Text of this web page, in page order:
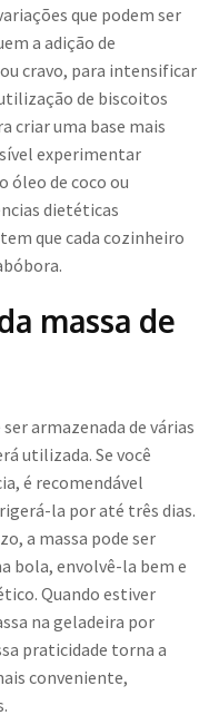
que podem ser
a adição de
cravo, para intensificar
de biscoitos
criar uma base mais
experimentar
óleo de coco ou
dietéticas
que cada cozinheiro
massa de
armazenada de várias
utilizada. Se você
é recomendável
la por até três dias.
a massa pode ser
bola, envolvê-la bem e
Quando estiver
na geladeira por
praticidade torna a
conveniente,